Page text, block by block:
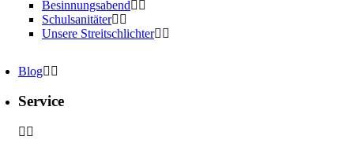
Besinnungsabend
Schulsanitäter
Unsere Streitschlichter
Blog
Service